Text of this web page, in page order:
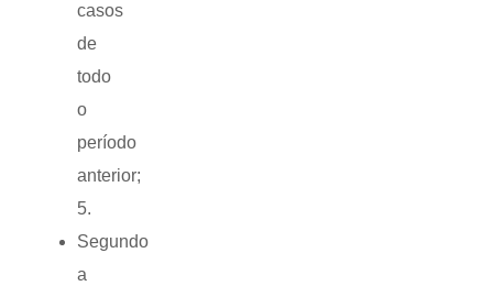
casos
de
todo
o
período
anterior;
5.
Segundo
a